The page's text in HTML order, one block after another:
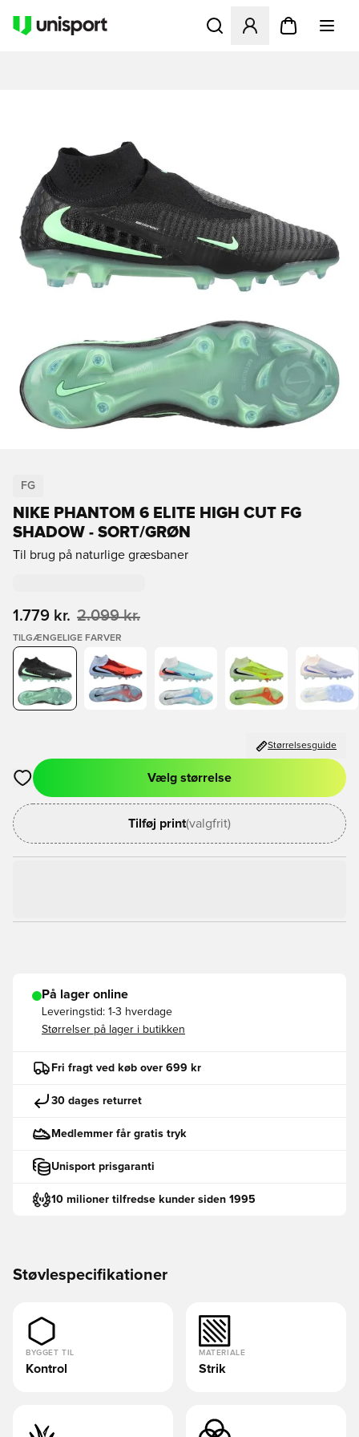
Åbner en Modal til at
FG
NIKE PHANTOM 6 ELITE HIGH CUT FG
SHADOW - SORT/GRØN
Til brug på naturlige græsbaner
1.779 kr. 2.099 kr.
TILGÆNGELIGE FARVER
Størrelsesguide
Åbner en Modal til at logge ind eller tilmelde dig som medlem
Vælg størrelse
Tilføj print(valgfrit)
På lager online
Leveringstid: 1-3 hverdage
Størrelser på lager i butikken
Fri fragt ved køb over 699 kr
30 dages returret
Medlemmer får gratis tryk
Unisport prisgaranti
10 milioner tilfredse kunder siden 1995
Støvlespecifikationer
BYGGET TIL
Kontrol
MATERIALE
Strik